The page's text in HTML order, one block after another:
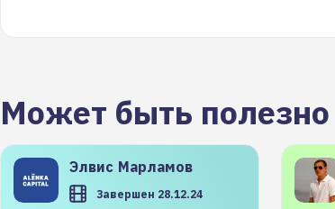
Может быть полезно
Элвис Марламов
Завершен 28.12.24